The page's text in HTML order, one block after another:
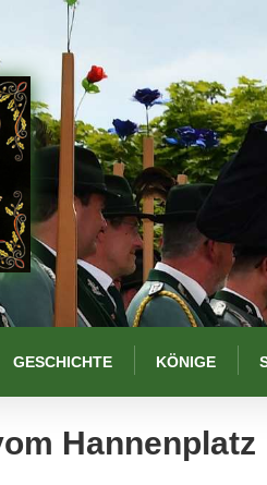
GESCHICHTE KÖNIGE
Hannenplatz